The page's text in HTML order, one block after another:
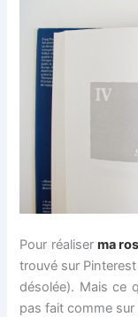
Pour réaliser ma
trouvé sur
désolée). Mais ce
pas fait comme sur